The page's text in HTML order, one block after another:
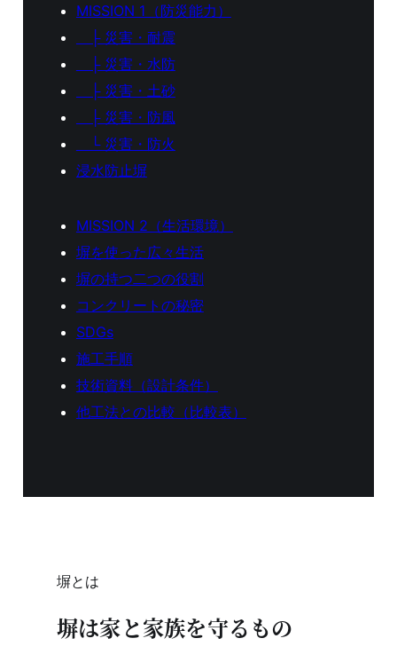
MISSION 1（防災能力）
├ 災害・耐震
├ 災害・水防
├ 災害・土砂
├ 災害・防風
└ 災害・防火
浸水防止塀
MISSION 2（生活環境）
塀を使った広々生活
塀の持つ二つの役割
コンクリートの秘密
SDGs
施工手順
技術資料（設計条件）
他工法との比較（比較表）
塀とは
塀は家と家族を守るもの